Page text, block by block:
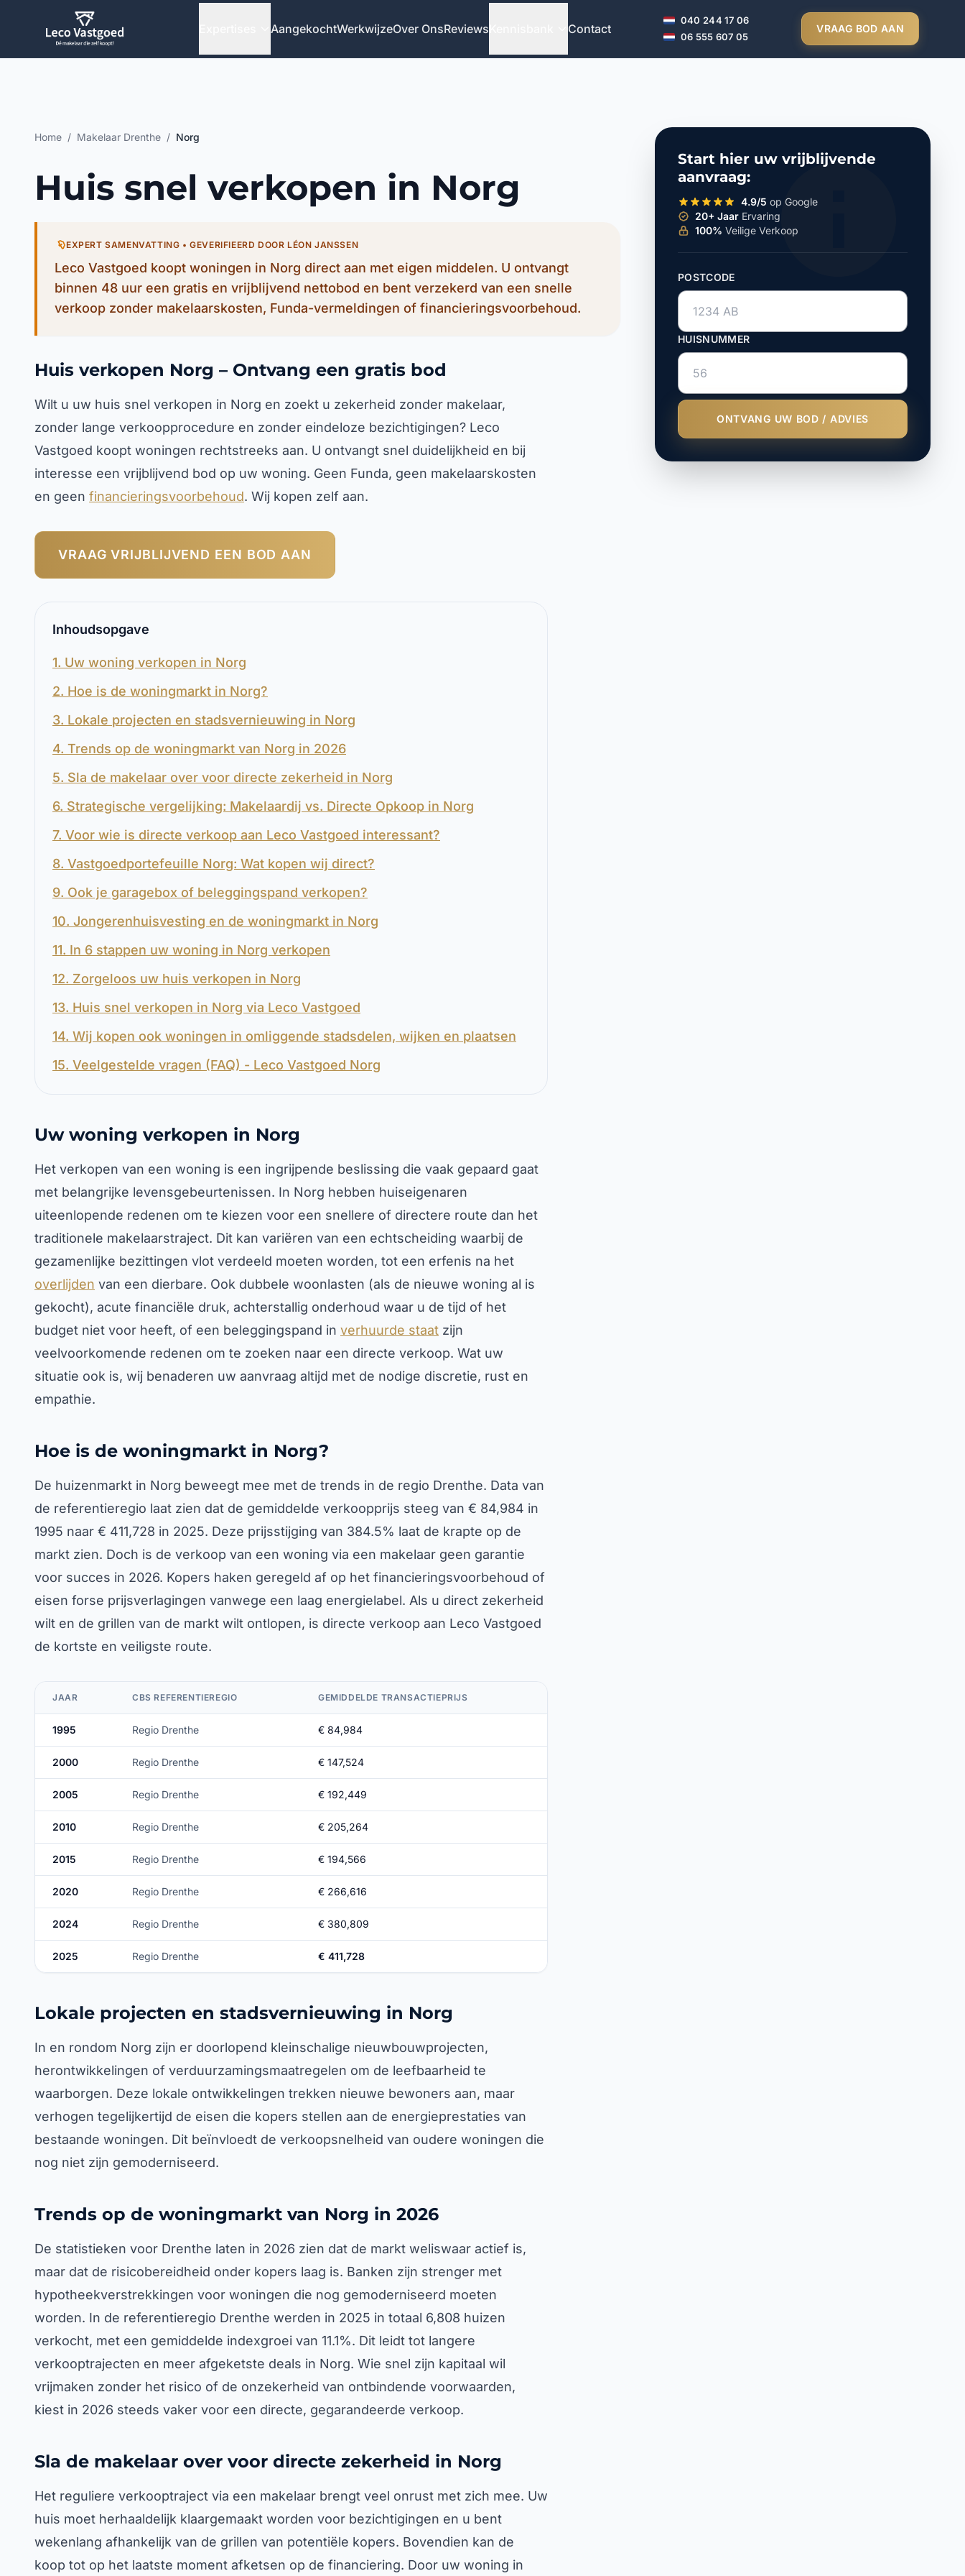
Ga direct naar inhoud
AangekochtWerkwijzeOver OnsReviews Contact
040 244 17 06
06 555 607 05
VRAAG BOD AAN
Home / Makelaar Drenthe / Norg
Huis snel verkopen in Norg
EXPERT SAMENVATTING • GEVERIFIEERD DOOR LÉON JANSSEN
Leco Vastgoed koopt woningen in Norg direct aan met eigen middelen. U ontvangt
binnen 48 uur een gratis en vrijblijvend nettobod en bent verzekerd van een snelle
verkoop zonder makelaarskosten, Funda-vermeldingen of financieringsvoorbehoud.
Huis verkopen Norg – Ontvang een gratis bod
Wilt u uw huis snel verkopen in Norg en zoekt u zekerheid zonder makelaar,
zonder lange verkoopprocedure en zonder eindeloze bezichtigingen? Leco
Vastgoed koopt woningen rechtstreeks aan. U ontvangt snel duidelijkheid en bij
interesse een vrijblijvend bod op uw woning. Geen Funda, geen makelaarskosten
en geen financieringsvoorbehoud. Wij kopen zelf aan.
VRAAG VRIJBLIJVEND EEN BOD AAN
Inhoudsopgave
1. Uw woning verkopen in Norg
2. Hoe is de woningmarkt in Norg?
3. Lokale projecten en stadsvernieuwing in Norg
4. Trends op de woningmarkt van Norg in 2026
5. Sla de makelaar over voor directe zekerheid in Norg
6. Strategische vergelijking: Makelaardij vs. Directe Opkoop in Norg
7. Voor wie is directe verkoop aan Leco Vastgoed interessant?
8. Vastgoedportefeuille Norg: Wat kopen wij direct?
9. Ook je garagebox of beleggingspand verkopen?
10. Jongerenhuisvesting en de woningmarkt in Norg
11. In 6 stappen uw woning in Norg verkopen
12. Zorgeloos uw huis verkopen in Norg
13. Huis snel verkopen in Norg via Leco Vastgoed
14. Wij kopen ook woningen in omliggende stadsdelen, wijken en plaatsen
15. Veelgestelde vragen (FAQ) - Leco Vastgoed Norg
Uw woning verkopen in Norg
Het verkopen van een woning is een ingrijpende beslissing die vaak gepaard gaat
met belangrijke levensgebeurtenissen. In Norg hebben huiseigenaren
uiteenlopende redenen om te kiezen voor een snellere of directere route dan het
traditionele makelaarstraject. Dit kan variëren van een echtscheiding waarbij de
gezamenlijke bezittingen vlot verdeeld moeten worden, tot een erfenis na het
overlijden van een dierbare. Ook dubbele woonlasten (als de nieuwe woning al is
gekocht), acute financiële druk, achterstallig onderhoud waar u de tijd of het
budget niet voor heeft, of een beleggingspand in verhuurde staat zijn
veelvoorkomende redenen om te zoeken naar een directe verkoop. Wat uw
situatie ook is, wij benaderen uw aanvraag altijd met de nodige discretie, rust en
empathie.
Hoe is de woningmarkt in Norg?
De huizenmarkt in Norg beweegt mee met de trends in de regio Drenthe. Data van
de referentieregio laat zien dat de gemiddelde verkoopprijs steeg van € 84,984 in
1995 naar € 411,728 in 2025. Deze prijsstijging van 384.5% laat de krapte op de
markt zien. Doch is de verkoop van een woning via een makelaar geen garantie
voor succes in 2026. Kopers haken geregeld af op het financieringsvoorbehoud of
eisen forse prijsverlagingen vanwege een laag energielabel. Als u direct zekerheid
wilt en de grillen van de markt wilt ontlopen, is directe verkoop aan Leco Vastgoed
de kortste en veiligste route.
JAAR CBS REFERENTIEREGIO GEMIDDELDE TRANSACTIEPRIJS
1995 Regio Drenthe € 84,984
2000 Regio Drenthe € 147,524
2005 Regio Drenthe € 192,449
2010 Regio Drenthe € 205,264
2015 Regio Drenthe € 194,566
2020 Regio Drenthe € 266,616
2024 Regio Drenthe € 380,809
2025 Regio Drenthe € 411,728
Lokale projecten en stadsvernieuwing in Norg
In en rondom Norg zijn er doorlopend kleinschalige nieuwbouwprojecten,
herontwikkelingen of verduurzamingsmaatregelen om de leefbaarheid te
waarborgen. Deze lokale ontwikkelingen trekken nieuwe bewoners aan, maar
verhogen tegelijkertijd de eisen die kopers stellen aan de energieprestaties van
bestaande woningen. Dit beïnvloedt de verkoopsnelheid van oudere woningen die
nog niet zijn gemoderniseerd.
Trends op de woningmarkt van Norg in 2026
De statistieken voor Drenthe laten in 2026 zien dat de markt weliswaar actief is,
maar dat de risicobereidheid onder kopers laag is. Banken zijn strenger met
hypotheekverstrekkingen voor woningen die nog gemoderniseerd moeten
worden. In de referentieregio Drenthe werden in 2025 in totaal 6,808 huizen
verkocht, met een gemiddelde indexgroei van 11.1%. Dit leidt tot langere
verkooptrajecten en meer afgeketste deals in Norg. Wie snel zijn kapitaal wil
vrijmaken zonder het risico of de onzekerheid van ontbindende voorwaarden,
kiest in 2026 steeds vaker voor een directe, gegarandeerde verkoop.
Sla de makelaar over voor directe zekerheid in Norg
Het reguliere verkooptraject via een makelaar brengt veel onrust met zich mee. Uw
huis moet herhaaldelijk klaargemaakt worden voor bezichtigingen en u bent
wekenlang afhankelijk van de grillen van potentiële kopers. Bovendien kan de
koop tot op het laatste moment afketsen op de financiering. Door uw woning in
Start hier uw vrijblijvende
aanvraag:
4.9/5 op Google
20+ Jaar Ervaring
100% Veilige Verkoop
POSTCODE
HUISNUMMER
ONTVANG UW BOD / ADVIES